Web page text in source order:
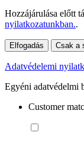
Hozzájárulása előtt
nyilatkozatunkban..
Elfogadás Csak a
Adatvédelemi
Egyéni adatvédelmi
Customer